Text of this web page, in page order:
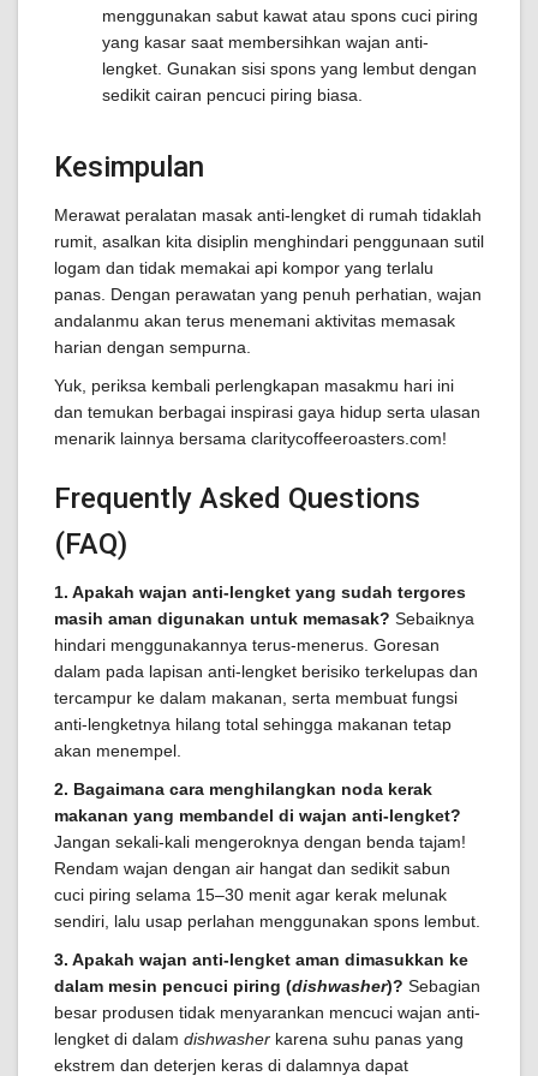
menggunakan sabut kawat atau spons cuci piring
yang kasar saat membersihkan wajan anti-
lengket. Gunakan sisi spons yang lembut dengan
sedikit cairan pencuci piring biasa.
Kesimpulan
Merawat peralatan masak anti-lengket di rumah tidaklah
rumit, asalkan kita disiplin menghindari penggunaan sutil
logam dan tidak memakai api kompor yang terlalu
panas. Dengan perawatan yang penuh perhatian, wajan
andalanmu akan terus menemani aktivitas memasak
harian dengan sempurna.
Yuk, periksa kembali perlengkapan masakmu hari ini
dan temukan berbagai inspirasi gaya hidup serta ulasan
menarik lainnya bersama claritycoffeeroasters.com!
Frequently Asked Questions
(FAQ)
1. Apakah wajan anti-lengket yang sudah tergores
masih aman digunakan untuk memasak? Sebaiknya
hindari menggunakannya terus-menerus. Goresan
dalam pada lapisan anti-lengket berisiko terkelupas dan
tercampur ke dalam makanan, serta membuat fungsi
anti-lengketnya hilang total sehingga makanan tetap
akan menempel.
2. Bagaimana cara menghilangkan noda kerak
makanan yang membandel di wajan anti-lengket?
Jangan sekali-kali mengeroknya dengan benda tajam!
Rendam wajan dengan air hangat dan sedikit sabun
cuci piring selama 15–30 menit agar kerak melunak
sendiri, lalu usap perlahan menggunakan spons lembut.
3. Apakah wajan anti-lengket aman dimasukkan ke
dalam mesin pencuci piring (dishwasher)? Sebagian
besar produsen tidak menyarankan mencuci wajan anti-
lengket di dalam dishwasher karena suhu panas yang
ekstrem dan deterjen keras di dalamnya dapat